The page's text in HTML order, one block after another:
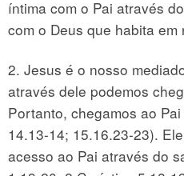
íntima com o Pai através
com o Deus que habita em
2. Jesus é o nosso
através dele podemos
Portanto, chegamos ao
14.13-14; 15.16.23-23).
acesso ao Pai através do